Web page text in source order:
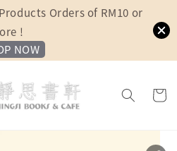
Orders of RM10 or
!
NOW